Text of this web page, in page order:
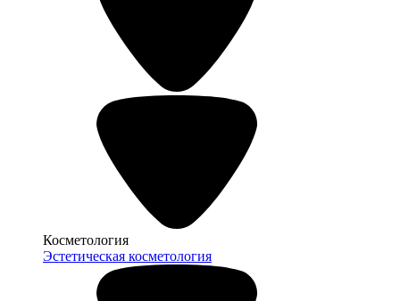
Косметология
Эстетическая косметология